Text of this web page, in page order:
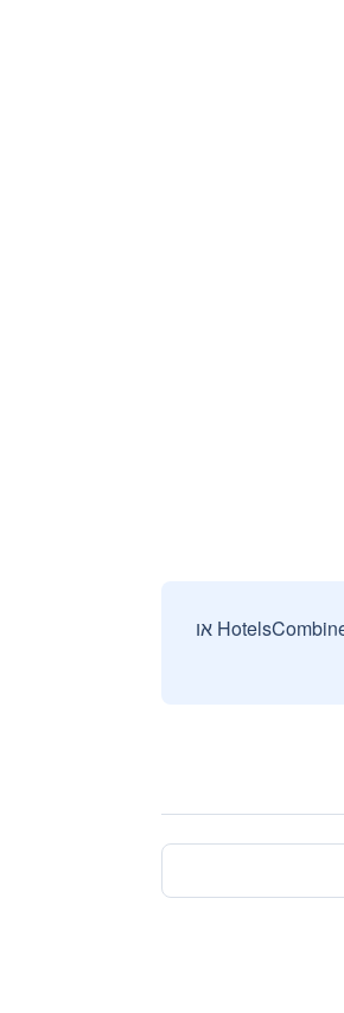
אנחנו אוספים ומציגים ביקורות וחוות דעת רק מהזמנות מאומתות שבוצעו על ידי משתמשים אמיתיים דרך HotelsCombined או